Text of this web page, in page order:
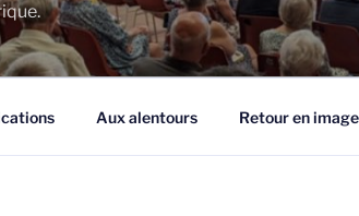
Aux alentours Retour en